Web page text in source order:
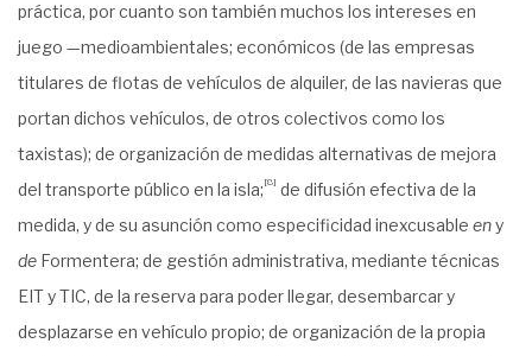
práctica, por cuanto son también muchos los intereses en
juego —medioambientales; económicos (de las empresas
titulares de flotas de vehículos de alquiler, de las navieras que
portan dichos vehículos, de otros colectivos como los
taxistas); de organización de medidas alternativas de mejora
del transporte público en la isla; [8] de difusión efectiva de la
medida, y de su asunción como especificidad inexcusable eny
de Formentera; de gestión administrativa, mediante técnicas
EIT y TIC, de la reserva para poder llegar, desembarcar y
desplazarse en vehículo propio; de organización de la propia